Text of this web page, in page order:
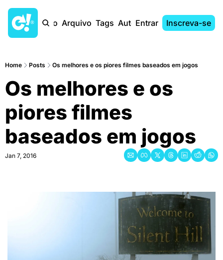
Início Arquivo Tags AutoresEntrar Inscreva-se
Home Posts Os melhores e os piores filmes baseados em jogos
Os melhores e os
piores filmes
baseados em jogos
Jan 7, 2016